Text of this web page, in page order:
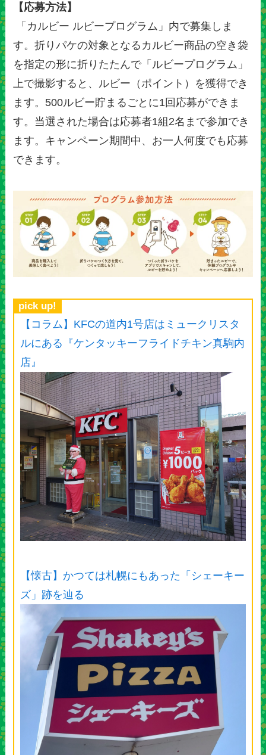
【応募方法】
「カルビー ルビープログラム」内で募集しま
す。折りパケの対象となるカルビー商品の空き袋
を指定の形に折りたたんで「ルビープログラム」
上で撮影すると、ルビー（ポイント）を獲得でき
ます。500ルビー貯まるごとに1回応募ができま
す。当選された場合は応募者1組2名まで参加でき
ます。キャンペーン期間中、お一人何度でも応募
できます。
pick up!
【コラム】KFCの道内1号店はミュークリスタ
ルにある『ケンタッキーフライドチキン真駒内
店』
【懐古】かつては札幌にもあった「シェーキー
ズ」跡を辿る